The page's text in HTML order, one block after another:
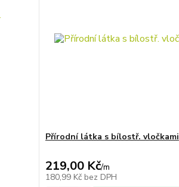
Přírodní látka s bílostř. vločkami
219,00 Kč/m
180,99 Kč bez DPH